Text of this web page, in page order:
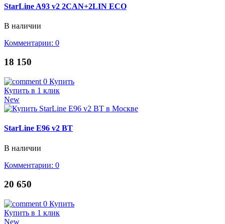
StarLine A93 v2 2CAN+2LIN ECO
В наличии
Комментарии: 0
18 150
0 Купить
Купить в 1 клик
New
StarLine E96 v2 BT
В наличии
Комментарии: 0
20 650
0 Купить
Купить в 1 клик
New